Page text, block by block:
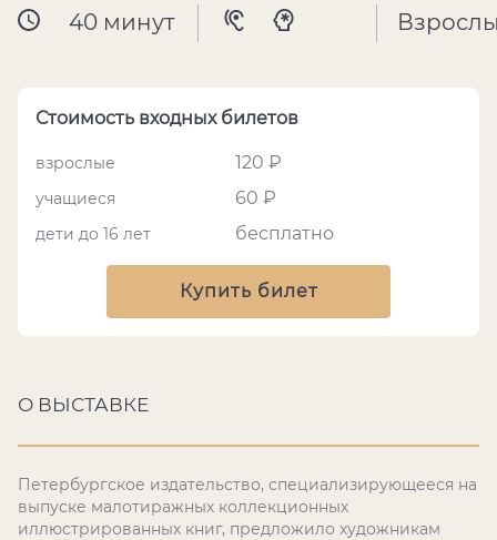
40 минут
Стоимость входных билетов
взрослые 120 ₽
учащиеся 60 ₽
дети до 16 лет бесплатно
Купить билет
О ВЫСТАВКЕ
Петербургское издательство, специализирующееся на
выпуске малотиражных коллекционных
иллюстрированных книг, предложило художникам